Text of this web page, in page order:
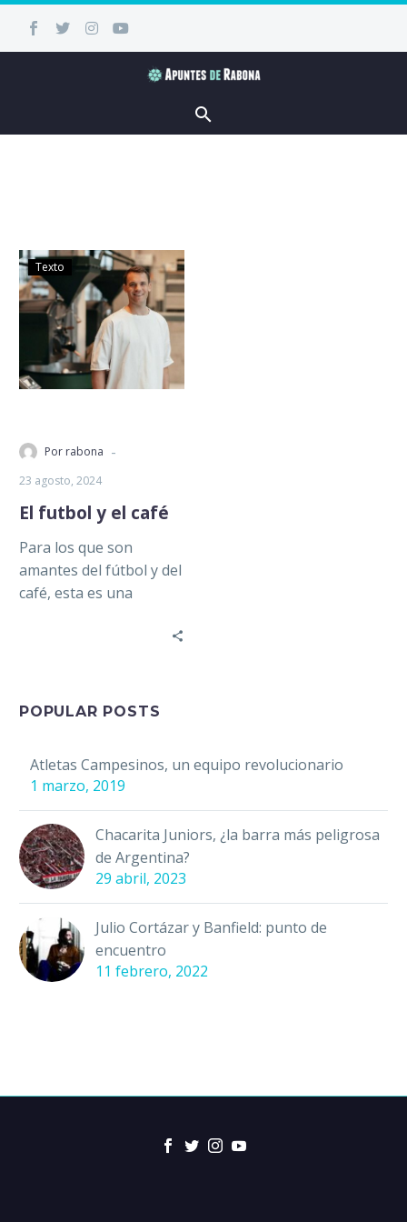
Texto
Por rabona -
23 agosto, 2024
El futbol y el café
Para los que son
amantes del fútbol y del
café, esta es una
POPULAR POSTS
Atletas Campesinos, un equipo revolucionario
1 marzo, 2019
Chacarita Juniors, ¿la barra más peligrosa
de Argentina?
29 abril, 2023
Julio Cortázar y Banfield: punto de
encuentro
11 febrero, 2022